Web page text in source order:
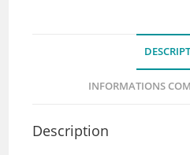
INFORMATIONS
Description